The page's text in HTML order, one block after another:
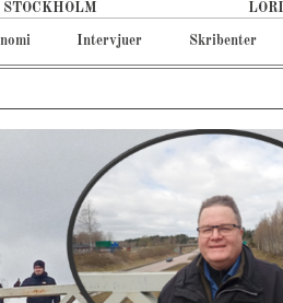
STOCKHOLM
Intervjuer Skribenter